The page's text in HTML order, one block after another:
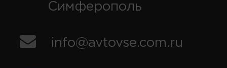
Симферополь
info@avtovse.com.ru